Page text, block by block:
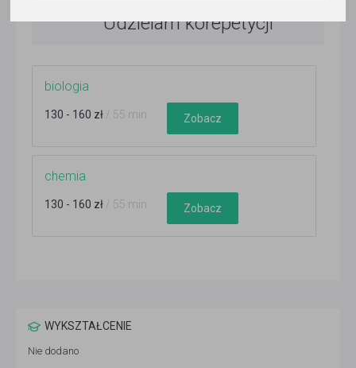
Udzielam korepetycji
biologia
130 - 160 zł / 55 min Zobacz
chemia
130 - 160 zł / 55 min Zobacz
WYKSZTAŁCENIE
Nie dodano